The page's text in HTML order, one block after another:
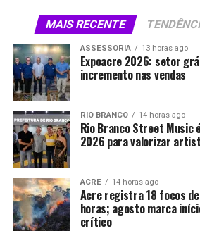
MAIS RECENTE
ASSESSORIA 13 horas ago
Expoacre 2026: setor
incremento nas vendas
RIO BRANCO 14 horas ago
Rio Branco Street Music
2026 para valorizar
ACRE 14 horas ago
Acre registra 18 focos
horas; agosto marca
crítico